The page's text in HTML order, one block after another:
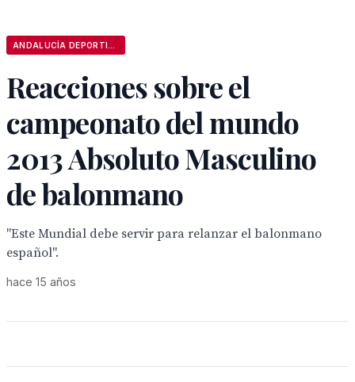
Reacciones sobre el
campeonato del mundo
2013 Absoluto Masculino
de balonmano
"Este Mundial debe servir para relanzar el balonmano
español".
hace 15 años